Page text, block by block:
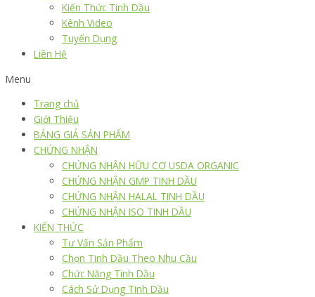
Kiến Thức Tinh Dầu
Kênh Video
Tuyển Dụng
Liên Hệ
Menu
Trang chủ
Giới Thiệu
BẢNG GIÁ SẢN PHẨM
CHỨNG NHẬN
CHỨNG NHẬN HỮU CƠ USDA ORGANIC
CHỨNG NHẬN GMP TINH DẦU
CHỨNG NHẬN HALAL TINH DẦU
CHỨNG NHẬN ISO TINH DẦU
KIẾN THỨC
Tư Vấn Sản Phẩm
Chọn Tinh Dầu Theo Nhu Cầu
Chức Năng Tinh Dầu
Cách Sử Dụng Tinh Dầu